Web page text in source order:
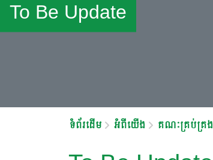
To Be Update
ទំព័រដើម អំពីយើង គណៈគ្រប់គ្រង